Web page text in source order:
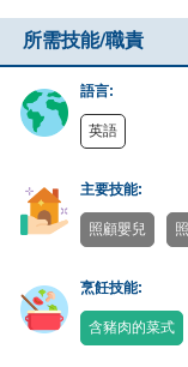
所需技能/職責
語言:
英語
主要技能:
照顧嬰兒
烹飪技能:
含豬肉的菜式